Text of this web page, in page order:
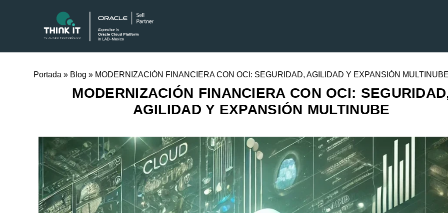
Portada » Blog » MODERNIZACIÓN FINANCIERA CON OCI: SEGURIDAD, AGILIDAD Y EXPANSIÓN
MODERNIZACIÓN FINANCIERA CON OCI:
AGILIDAD Y EXPANSIÓN MULTINUBE